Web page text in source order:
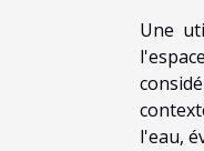
Une
l'eau,